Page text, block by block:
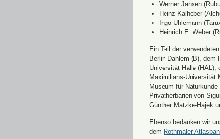
Werner Jansen
Heinz Kalheber
Ingo Uhlemann
Heinrich E. Weber
Ein Teil der
Berlin-Dahlem (B), dem
Universität Halle (HAL),
Maximilians-Universität
Museum für
Privatherbarien von
Günther Matzke-Hajek
Ebenso bedanken wir
dem Rothmaler-